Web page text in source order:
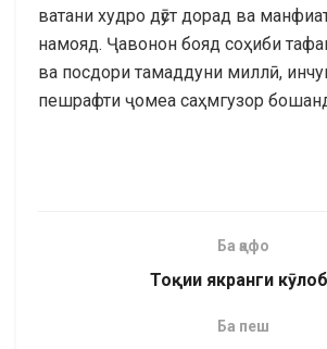
ватани худро дӯст дорад ва
намояд. Ҷавонон бояд соҳиби
ва посдори тамаддуни миллӣ,
пешрафти ҷомеа саҳмгузор
Ба қафо
Тоқии якранги
Ба пеш